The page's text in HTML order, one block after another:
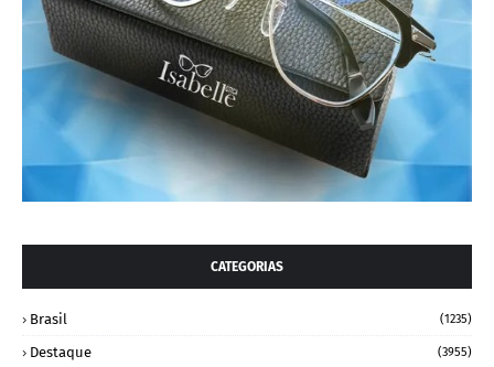
CATEGORIAS
Brasil (1235)
Destaque (3955)